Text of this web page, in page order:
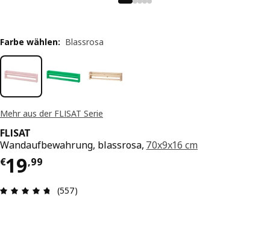
Mehr aus der FLISAT Serie
FLISAT
Wandaufbewahrung, blassrosa, 70x9x16 cm
€19,99
Preis € 19,99
Produktbewertung: 4.7 von 5 Sterne Alle
(557)
Farbe wählen: Blassrosa